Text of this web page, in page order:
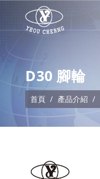
D30 腳輪
首頁 產品介紹